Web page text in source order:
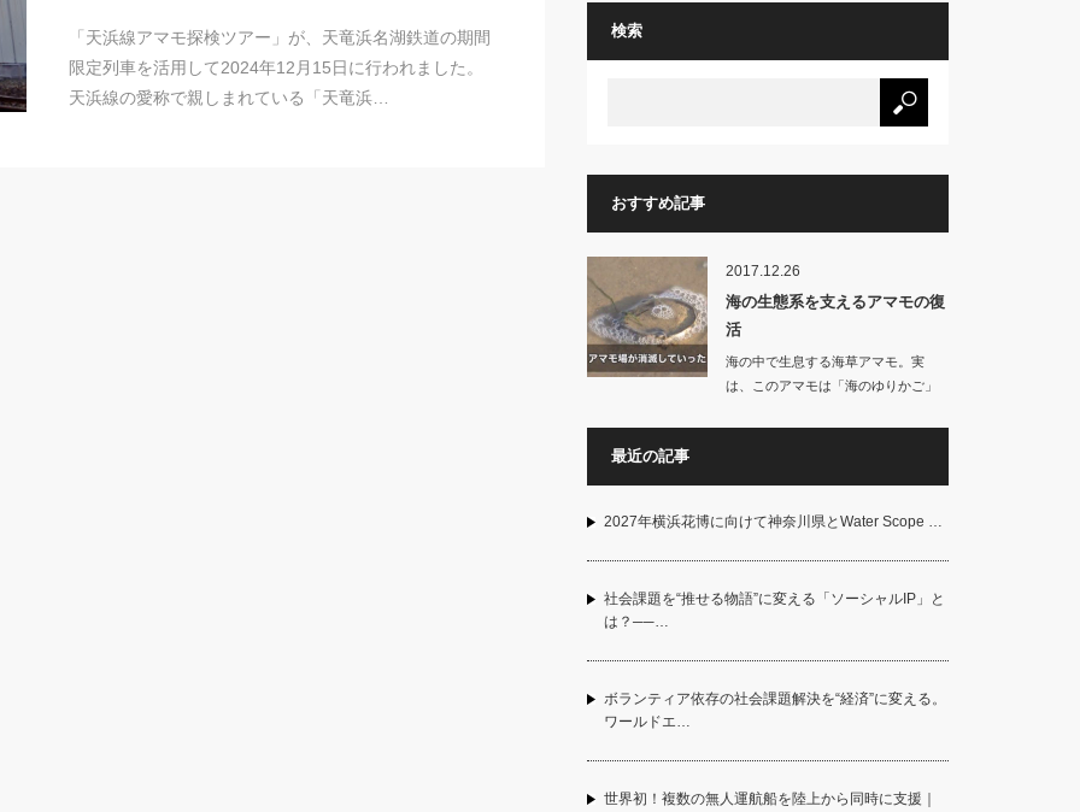
「天浜線アマモ探検ツアー」が、天竜浜名湖鉄道の期間
限定列車を活用して2024年12月15日に行われました。
天浜線の愛称で親しまれている「天竜浜…
検索
おすすめ記事
2017.12.26
海の生態系を支えるアマモの復
活
海の中で生息する海草アマモ。実
は、このアマモは「海のゆりかご」
最近の記事
2027年横浜花博に向けて神奈川県とWater Scope …
社会課題を“推せる物語”に変える「ソーシャルIP」と
は？──…
ボランティア依存の社会課題解決を“経済”に変える。
ワールドエ…
世界初！複数の無人運航船を陸上から同時に支援｜